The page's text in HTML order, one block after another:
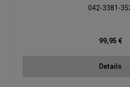
042-3381-
Regulärer
99,95 €
Details